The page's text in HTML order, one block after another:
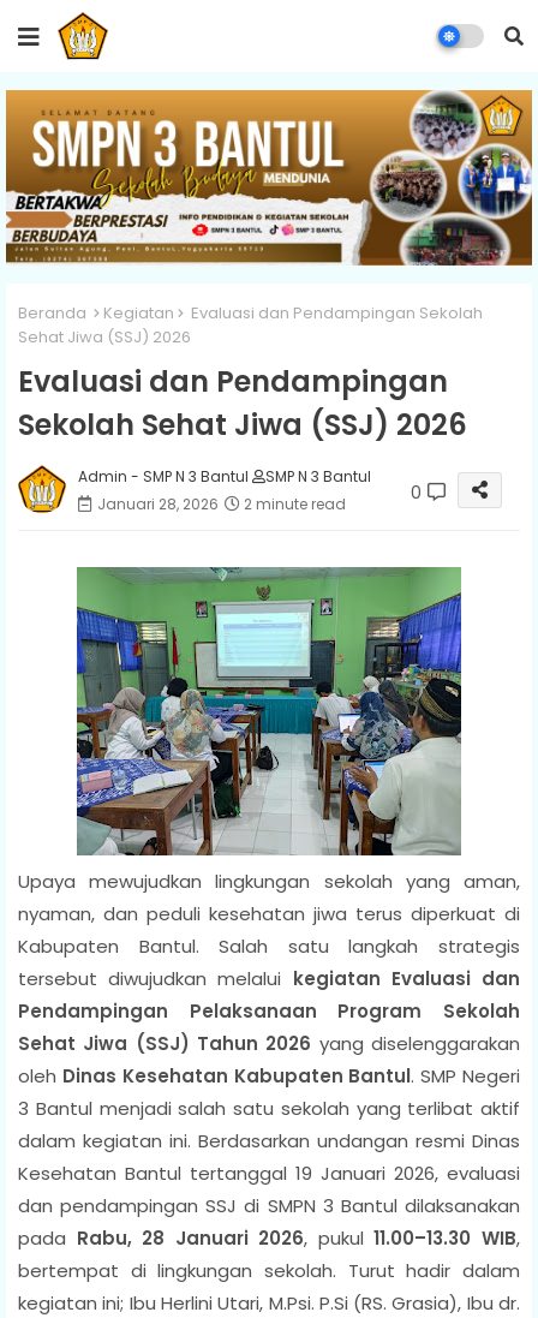
Beranda Kegiatan
Evaluasi dan Pendampingan Sekolah
Sehat Jiwa (SSJ) 2026
Evaluasi dan Pendampingan
Sekolah Sehat Jiwa (SSJ) 2026
Admin - SMP N 3 Bantul
SMP N 3 Bantul
Januari 28, 2026
2 minute read 0
Upaya mewujudkan lingkungan sekolah yang aman,
nyaman, dan peduli kesehatan jiwa terus diperkuat di
Kabupaten Bantul. Salah satu langkah strategis
tersebut diwujudkan melalui kegiatan Evaluasi dan
Pendampingan Pelaksanaan Program Sekolah
Sehat Jiwa (SSJ) Tahun 2026 yang diselenggarakan
oleh Dinas Kesehatan Kabupaten Bantul. SMP Negeri
3 Bantul menjadi salah satu sekolah yang terlibat aktif
dalam kegiatan ini. Berdasarkan undangan resmi Dinas
Kesehatan Bantul tertanggal 19 Januari 2026, evaluasi
dan pendampingan SSJ di SMPN 3 Bantul dilaksanakan
pada Rabu, 28 Januari 2026, pukul11.00–13.30 WIB,
bertempat di lingkungan sekolah. Turut hadir dalam
kegiatan ini; Ibu Herlini Utari, M.Psi. P.Si (RS. Grasia), Ibu dr.